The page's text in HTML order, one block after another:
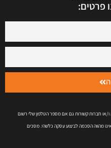
פרטים:
ו/או חברות קשורות גם אם מספר הטלפון שלי רשום
מהווה הסכמה לביצוע עסקה כלשהי. מסכים